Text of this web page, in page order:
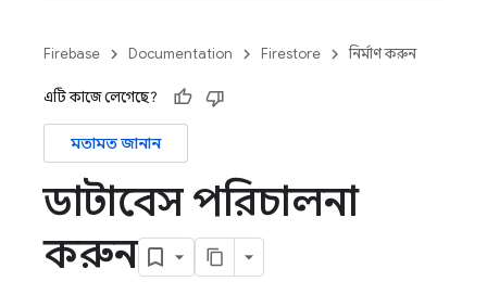
Firebase Documentation Firestore নির্মাণ করুন
এটি কাজে লেগেছে?
মতামত জানান
ডাটাবেস পরিচালনা
করুন